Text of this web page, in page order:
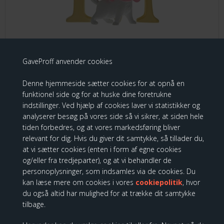
GaveProff anvender cookies
Denne hjemmeside sætter cookies for at opnå en
funktionel side og for at huske dine foretrukne
indstillinger. Ved hjælp af cookies laver vi statistikker og
analyserer besøg på vores side så vi sikrer, at siden hele
tiden forbedres, og at vores markedsføring bliver
relevant for dig. Hvis du giver dit samtykke, så tillader du,
at vi sætter cookies (enten i form af egne cookies
og/eller fra tredjeparter), og at vi behandler de
personoplysninger, som indsamles via de cookies. Du
kan læse mere om cookies i vores cookiepolitik, hvor
du også altid har mulighed for at trække dit samtykke
tilbage.
"M" Marie
229,00 DKK
Disney Enchanting - "N" Nala H:7 cm